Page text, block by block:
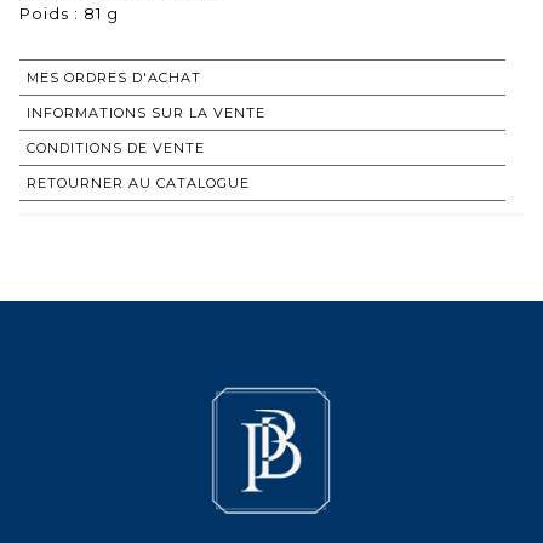
Poids : 81 g
MES ORDRES D'ACHAT
INFORMATIONS SUR LA VENTE
CONDITIONS DE VENTE
RETOURNER AU CATALOGUE